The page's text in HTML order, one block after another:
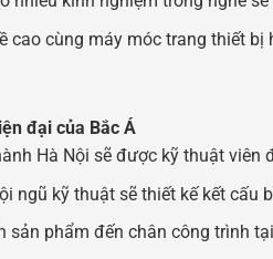
cao cùng máy móc trang thiết
đại của Bắc Á
Hà Nội sẽ được kỹ thuật
ngũ kỹ thuật sẽ thiết kế kết cấu
sản phẩm đến chân công trình